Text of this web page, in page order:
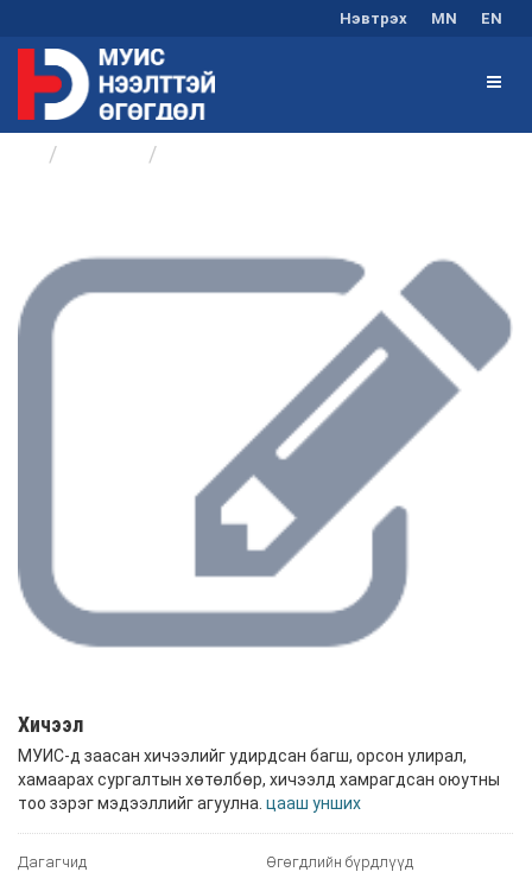
Нэвтрэх MN EN
Хичээл
МУИС-д заасан хичээлийг удирдсан багш, орсон улирал,
хамаарах сургалтын хөтөлбөр, хичээлд хамрагдсан оюутны
тоо зэрэг мэдээллийг агуулна. цааш унших
Дагагчид Өгөгдлийн бүрдлүүд